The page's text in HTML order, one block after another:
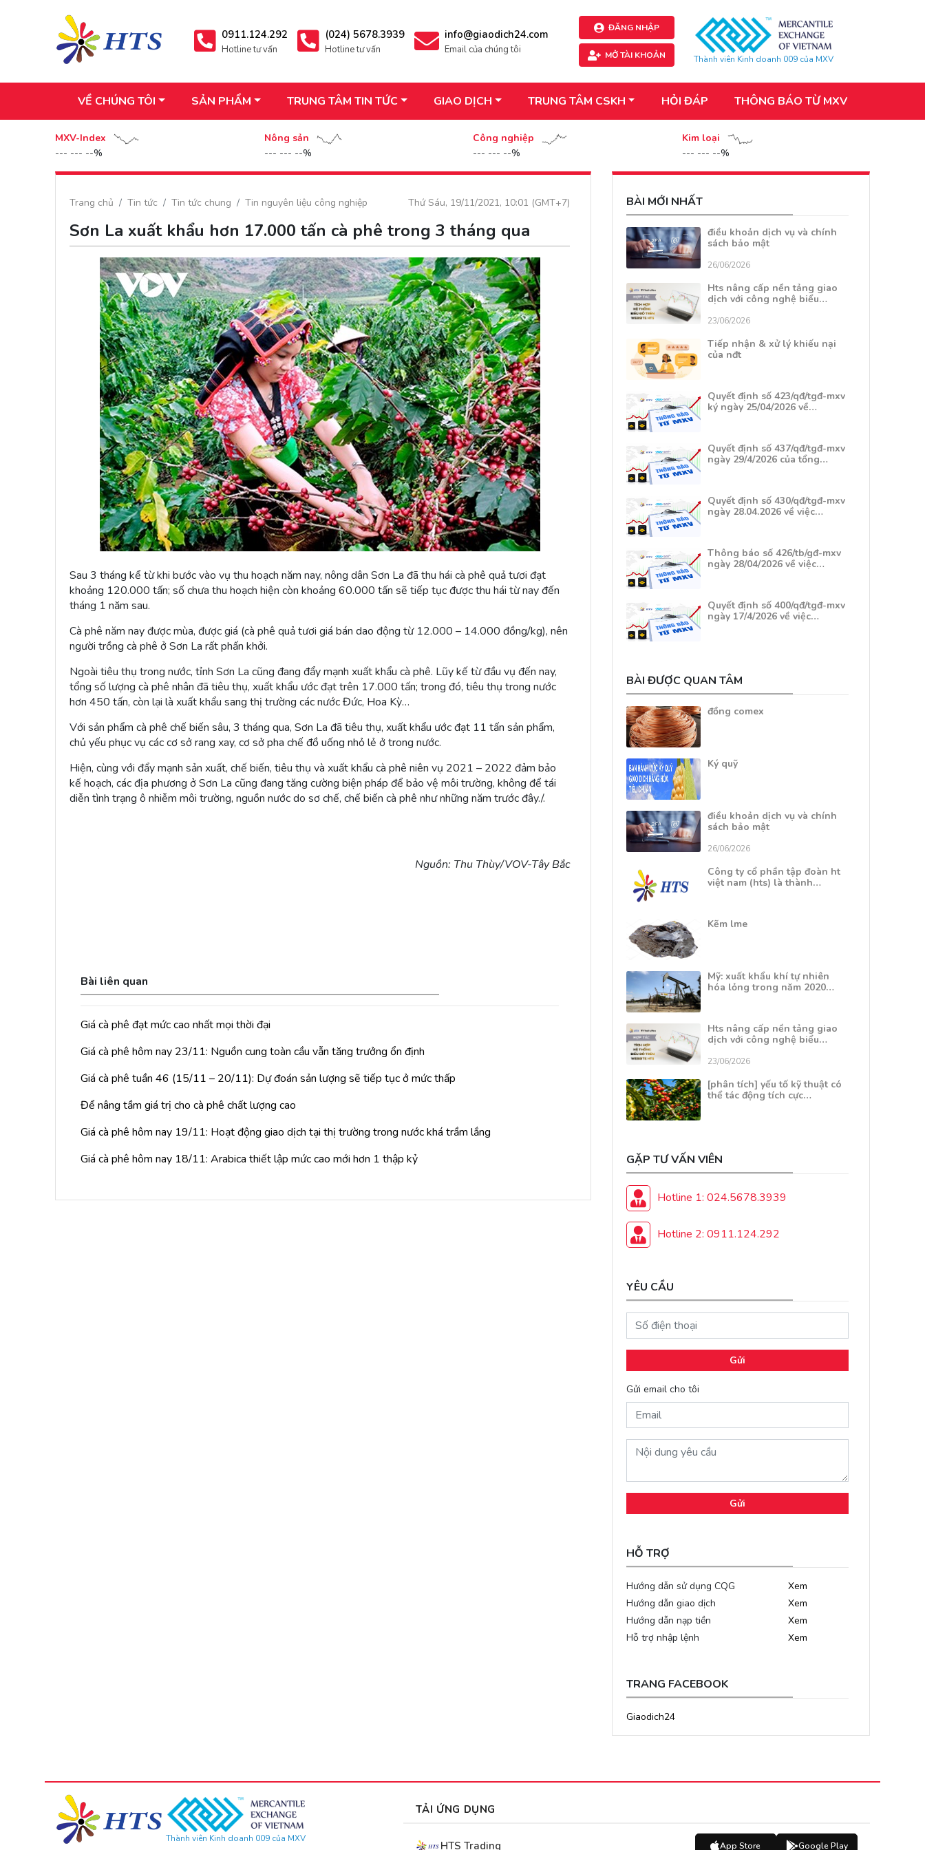
0911.124.292
Hotline tư vấn
(024) 5678.3939
Hotline tư vấn
info@giaodich24.com
Email của chúng tôi
ĐĂNG NHẬP
MỞ TÀI KHOẢN Thành viên Kinh doanh 009 của MXV
VỀ CHÚNG TÔI SẢN PHẨM TRUNG TÂM TIN TỨC GIAO DỊCH TRUNG TÂM CSKH HỎI ĐÁP THÔNG BÁO TỪ MXV
MXV-Index
--- --- --%
Nông sản
--- --- --%
Công nghiệp
--- --- --%
Kim loại
--- --- --%
Thứ Sáu, 19/11/2021, 10:01 (GMT+7)
Trang chủ Tin tức Tin tức chung Tin nguyên liệu công nghiệp
Sơn La xuất khẩu hơn 17.000 tấn cà phê trong 3 tháng qua
Sau 3 tháng kể từ khi bước vào vụ thu hoạch năm nay, nông dân Sơn La đã thu hái cà phê quả tươi đạt
khoảng 120.000 tấn; số chưa thu hoạch hiện còn khoảng 60.000 tấn sẽ tiếp tục được thu hái từ nay đến
tháng 1 năm sau.
Cà phê năm nay được mùa, được giá (cà phê quả tươi giá bán dao động từ 12.000 – 14.000 đồng/kg), nên
người trồng cà phê ở Sơn La rất phấn khởi.
Ngoài tiêu thụ trong nước, tỉnh Sơn La cũng đang đẩy mạnh xuất khẩu cà phê. Lũy kế từ đầu vụ đến nay,
tổng số lượng cà phê nhân đã tiêu thụ, xuất khẩu ước đạt trên 17.000 tấn; trong đó, tiêu thụ trong nước
hơn 450 tấn, còn lại là xuất khẩu sang thị trường các nước Đức, Hoa Kỳ…
Với sản phẩm cà phê chế biến sâu, 3 tháng qua, Sơn La đã tiêu thụ, xuất khẩu ước đạt 11 tấn sản phẩm,
chủ yếu phục vụ các cơ sở rang xay, cơ sở pha chế đồ uống nhỏ lẻ ở trong nước.
Hiện, cùng với đẩy mạnh sản xuất, chế biến, tiêu thụ và xuất khẩu cà phê niên vụ 2021 – 2022 đảm bảo
kế hoạch, các địa phương ở Sơn La cũng đang tăng cường biện pháp để bảo vệ môi trường, không để tái
diễn tình trạng ô nhiễm môi trường, nguồn nước do sơ chế, chế biến cà phê như những năm trước đây./.
Nguồn: Thu Thùy/VOV-Tây Bắc
Bài liên quan
Giá cà phê đạt mức cao nhất mọi thời đại
Giá cà phê hôm nay 23/11: Nguồn cung toàn cầu vẫn tăng trưởng ổn định
Giá cà phê tuần 46 (15/11 – 20/11): Dự đoán sản lượng sẽ tiếp tục ở mức thấp
Để nâng tầm giá trị cho cà phê chất lượng cao
Giá cà phê hôm nay 19/11: Hoạt động giao dịch tại thị trường trong nước khá trầm lắng
Giá cà phê hôm nay 18/11: Arabica thiết lập mức cao mới hơn 1 thập kỷ
BÀI MỚI NHẤT
điều khoản dịch vụ và chính
sách bảo mật
26/06/2026
Hts nâng cấp nền tảng giao
dịch với công nghệ biểu…
23/06/2026
Tiếp nhận & xử lý khiếu nại
của nđt
Quyết định số 423/qđ/tgđ-mxv
ký ngày 25/04/2026 về…
Quyết định số 437/qđ/tgđ-mxv
ngày 29/4/2026 của tổng…
Quyết định số 430/qđ/tgđ-mxv
ngày 28.04.2026 về việc…
Thông báo số 426/tb/gđ-mxv
ngày 28/04/2026 về việc…
Quyết định số 400/qđ/tgđ-mxv
ngày 17/4/2026 về việc…
BÀI ĐƯỢC QUAN TÂM
đồng comex
Ký quỹ
điều khoản dịch vụ và chính
sách bảo mật
26/06/2026
Công ty cổ phần tập đoàn ht
việt nam (hts) là thành…
Kẽm lme
Mỹ: xuất khẩu khí tự nhiên
hóa lỏng trong năm 2020…
Hts nâng cấp nền tảng giao
dịch với công nghệ biểu…
23/06/2026
[phân tích] yếu tố kỹ thuật có
thể tác động tích cực…
GẶP TƯ VẤN VIÊN
Hotline 1: 024.5678.3939
Hotline 2: 0911.124.292
YÊU CẦU
Gửi
Gửi email cho tôi
Gửi
HỖ TRỢ
Hướng dẫn sử dụng CQG
Xem
Hướng dẫn giao dịch
Xem
Hướng dẫn nạp tiền
Xem
Hỗ trợ nhập lệnh
Xem
TRANG FACEBOOK
Giaodich24
Thành viên Kinh doanh 009 của MXV
TẢI ỨNG DỤNG
HTS Trading App Store Google Play